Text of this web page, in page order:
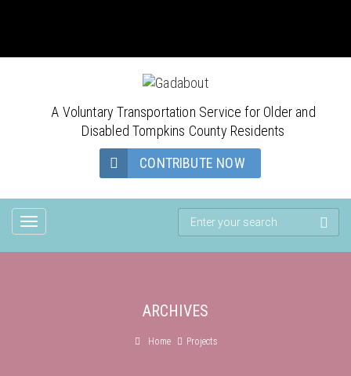
A Voluntary Transportation Service for Older and
Disabled Tompkins County Residents
CONTRIBUTE NOW
TOGGLE
ARCHIVES
Home Projects